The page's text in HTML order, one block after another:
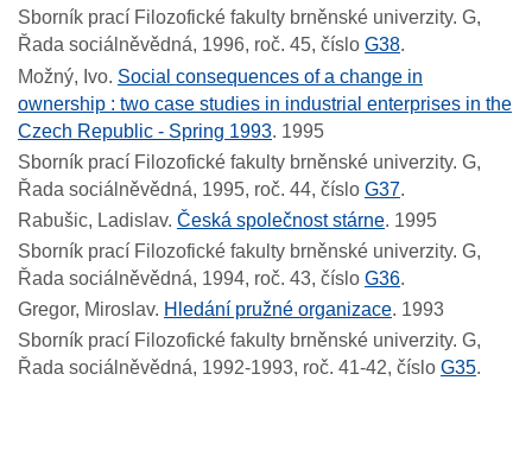
Sborník prací Filozofické fakulty brněnské univerzity. G,
Řada sociálněvědná, 1996, roč. 45, číslo G38.
Možný, Ivo. Social consequences of a change in
ownership : two case studies in industrial enterprises in the
Czech Republic - Spring 1993. 1995
Sborník prací Filozofické fakulty brněnské univerzity. G,
Řada sociálněvědná, 1995, roč. 44, číslo G37.
Rabušic, Ladislav. Česká společnost stárne. 1995
Sborník prací Filozofické fakulty brněnské univerzity. G,
Řada sociálněvědná, 1994, roč. 43, číslo G36.
Gregor, Miroslav. Hledání pružné organizace. 1993
Sborník prací Filozofické fakulty brněnské univerzity. G,
Řada sociálněvědná, 1992-1993, roč. 41-42, číslo G35.